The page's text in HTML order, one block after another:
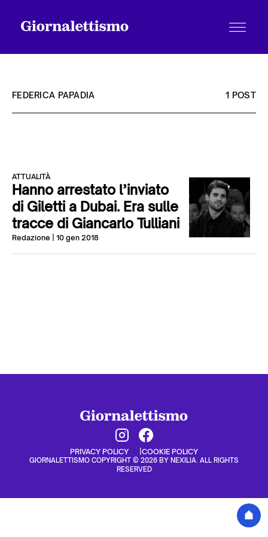
Chi siamo
Contatti
FEDERICA PAPADIA 1 POST
ATTUALITÀ
Hanno arrestato l’inviato
di Giletti a Dubai. Era sulle
tracce di Giancarlo Tulliani
Redazione | 10 gen 2018
PRIVACY POLICY COOKIE POLICY
GIORNALETTISMO COPYRIGHT © 2026 BY NEXILIA. ALL RIGHTS
RESERVED